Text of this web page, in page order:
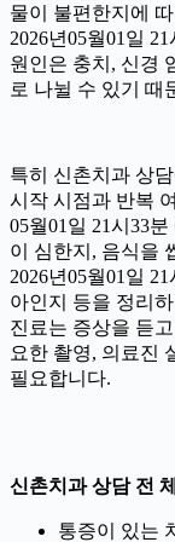
물이 불편한지에
2026년05월01일
원인은 충치, 신경
로 나뉠 수 있기 때
특히 신촌치과 상
시작 시점과 반복
05월01일 21시33
이 심한지, 음식을
2026년05월01일
아인지 등을 정리
진료는 증상을 듣
요한 촬영, 의료진
필요합니다.
신촌치과 상담 전
통증이 있는